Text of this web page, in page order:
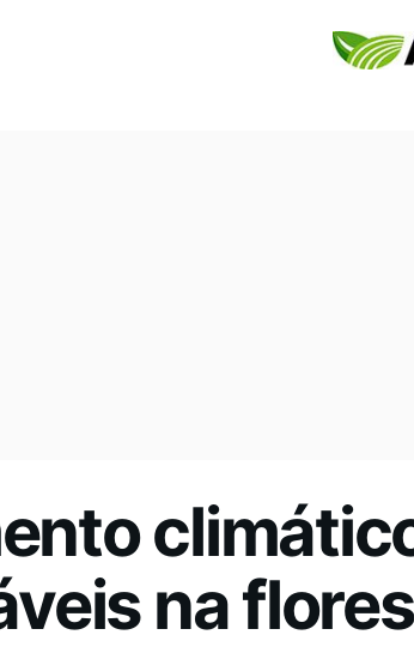
na